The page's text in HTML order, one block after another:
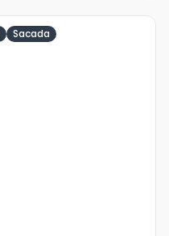
Sacada